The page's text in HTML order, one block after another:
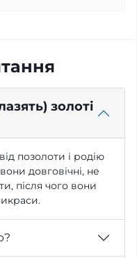
золоті
позолоти і родію
довговічні, не
після чого вони